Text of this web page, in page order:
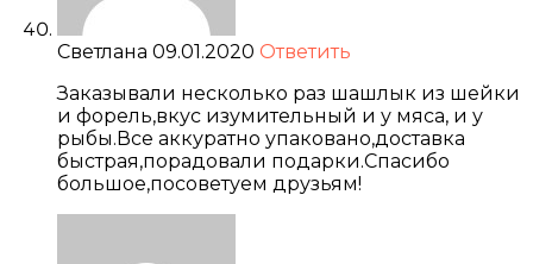
Светлана 09.01.2020 Ответить
Заказывали несколько раз шашлык из шейки
и форель,вкус изумительный и у мяса, и у
рыбы.Все аккуратно упаковано,доставка
быстрая,порадовали подарки.Спасибо
большое,посоветуем друзьям!